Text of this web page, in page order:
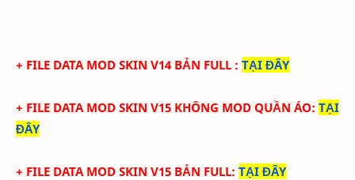
+ FILE DATA MOD SKIN V14 BẢN FULL : TẠI ĐÂY
+ FILE DATA MOD SKIN V15 KHÔNG MOD QUẦN ÁO: TẠI
ĐÂY
+ FILE DATA MOD SKIN V15 BẢN FULL: TẠI ĐÂY